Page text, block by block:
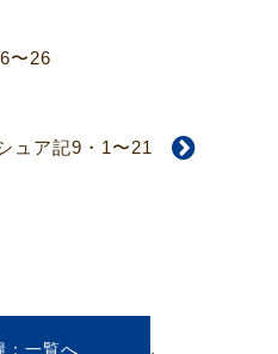
〜26
ュア記9・1〜21
,